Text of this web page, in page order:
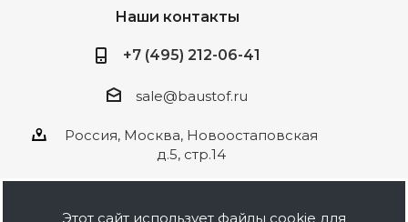
Наши контакты
+7 (495) 212-06-41
sale@baustof.ru
Россия, Москва, Новоостаповская
д.5, стр.14
Этот сайт использует файлы cookie для